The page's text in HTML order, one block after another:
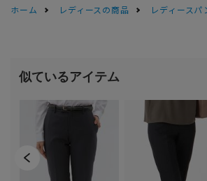
ホーム
レディースの商品 レディースパ